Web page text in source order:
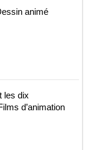
animé
les dix
d’animation